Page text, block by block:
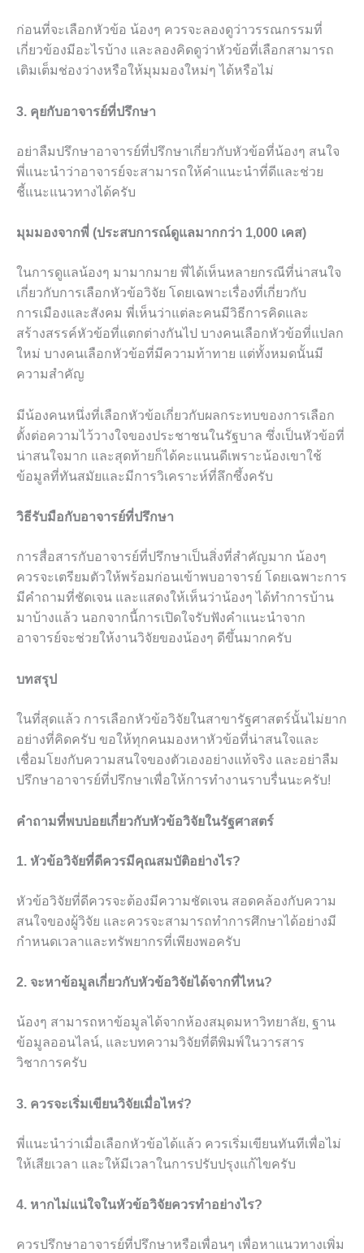
ก่อนที่จะเลือกหัวข้อ น้องๆ ควรจะลองดูว่าวรรณกรรมที่
เกี่ยวข้องมีอะไรบ้าง และลองคิดดูว่าหัวข้อที่เลือกสามารถ
เติมเต็มช่องว่างหรือให้มุมมองใหม่ๆ ได้หรือไม่
3. คุยกับอาจารย์ที่ปรึกษา
อย่าลืมปรึกษาอาจารย์ที่ปรึกษาเกี่ยวกับหัวข้อที่น้องๆ สนใจ
พี่แนะนำว่าอาจารย์จะสามารถให้คำแนะนำที่ดีและช่วย
ชี้แนะแนวทางได้ครับ
มุมมองจากพี่ (ประสบการณ์ดูแลมากกว่า 1,000 เคส)
ในการดูแลน้องๆ มามากมาย พี่ได้เห็นหลายกรณีที่น่าสนใจ
เกี่ยวกับการเลือกหัวข้อวิจัย โดยเฉพาะเรื่องที่เกี่ยวกับ
การเมืองและสังคม พี่เห็นว่าแต่ละคนมีวิธีการคิดและ
สร้างสรรค์หัวข้อที่แตกต่างกันไป บางคนเลือกหัวข้อที่แปลก
ใหม่ บางคนเลือกหัวข้อที่มีความท้าทาย แต่ทั้งหมดนั้นมี
ความสำคัญ
มีน้องคนหนึ่งที่เลือกหัวข้อเกี่ยวกับผลกระทบของการเลือก
ตั้งต่อความไว้วางใจของประชาชนในรัฐบาล ซึ่งเป็นหัวข้อที่
น่าสนใจมาก และสุดท้ายก็ได้คะแนนดีเพราะน้องเขาใช้
ข้อมูลที่ทันสมัยและมีการวิเคราะห์ที่ลึกซึ้งครับ
วิธีรับมือกับอาจารย์ที่ปรึกษา
การสื่อสารกับอาจารย์ที่ปรึกษาเป็นสิ่งที่สำคัญมาก น้องๆ
ควรจะเตรียมตัวให้พร้อมก่อนเข้าพบอาจารย์ โดยเฉพาะการ
มีคำถามที่ชัดเจน และแสดงให้เห็นว่าน้องๆ ได้ทำการบ้าน
มาบ้างแล้ว นอกจากนี้การเปิดใจรับฟังคำแนะนำจาก
อาจารย์จะช่วยให้งานวิจัยของน้องๆ ดีขึ้นมากครับ
บทสรุป
ในที่สุดแล้ว การเลือกหัวข้อวิจัยในสาขารัฐศาสตร์นั้นไม่ยาก
อย่างที่คิดครับ ขอให้ทุกคนมองหาหัวข้อที่น่าสนใจและ
เชื่อมโยงกับความสนใจของตัวเองอย่างแท้จริง และอย่าลืม
ปรึกษาอาจารย์ที่ปรึกษาเพื่อให้การทำงานราบรื่นนะครับ!
คำถามที่พบบ่อยเกี่ยวกับหัวข้อวิจัยในรัฐศาสตร์
1. หัวข้อวิจัยที่ดีควรมีคุณสมบัติอย่างไร?
หัวข้อวิจัยที่ดีควรจะต้องมีความชัดเจน สอดคล้องกับความ
สนใจของผู้วิจัย และควรจะสามารถทำการศึกษาได้อย่างมี
กำหนดเวลาและทรัพยากรที่เพียงพอครับ
2. จะหาข้อมูลเกี่ยวกับหัวข้อวิจัยได้จากที่ไหน?
น้องๆ สามารถหาข้อมูลได้จากห้องสมุดมหาวิทยาลัย, ฐาน
ข้อมูลออนไลน์, และบทความวิจัยที่ตีพิมพ์ในวารสาร
วิชาการครับ
3. ควรจะเริ่มเขียนวิจัยเมื่อไหร่?
พี่แนะนำว่าเมื่อเลือกหัวข้อได้แล้ว ควรเริ่มเขียนทันทีเพื่อไม่
ให้เสียเวลา และให้มีเวลาในการปรับปรุงแก้ไขครับ
4. หากไม่แน่ใจในหัวข้อวิจัยควรทำอย่างไร?
ควรปรึกษาอาจารย์ที่ปรึกษาหรือเพื่อนๆ เพื่อหาแนวทางเพิ่ม